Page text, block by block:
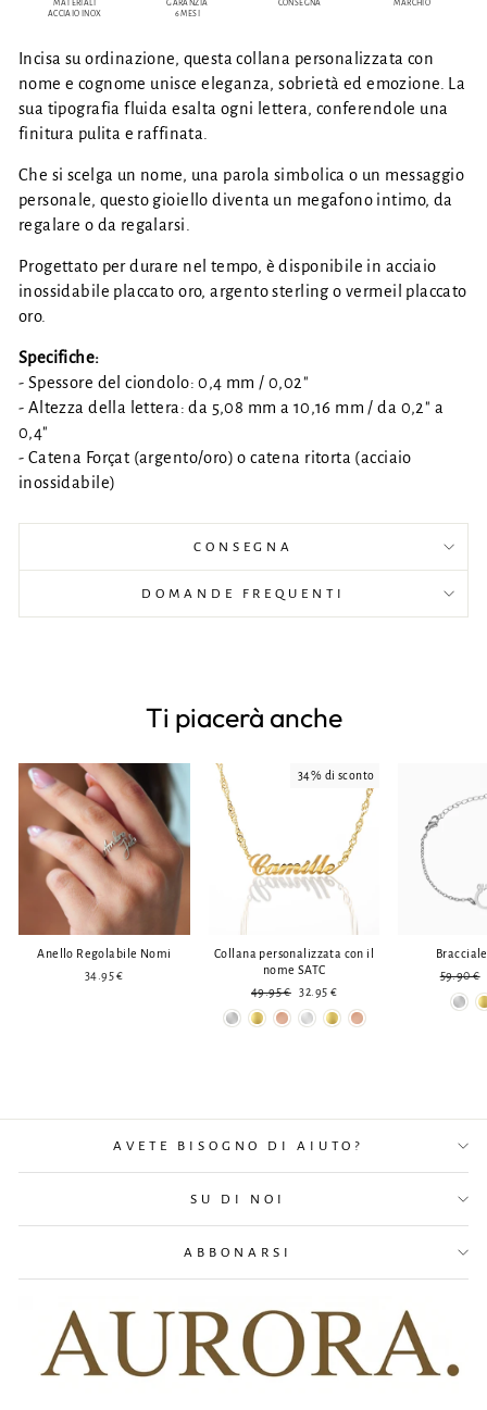
MATERIALI
ACCIAIO INOX
GARANZIA
6 MESI
CONSEGNA MARCHIO
Incisa su ordinazione, questa collana personalizzata con
nome e cognome unisce eleganza, sobrietà ed emozione. La
sua tipografia fluida esalta ogni lettera, conferendole una
finitura pulita e raffinata.
Che si scelga un nome, una parola simbolica o un messaggio
personale, questo gioiello diventa un megafono intimo, da
regalare o da regalarsi.
Progettato per durare nel tempo, è disponibile in acciaio
inossidabile placcato oro, argento sterling o vermeil placcato
oro.
Specifiche:
- Spessore del ciondolo: 0,4 mm / 0,02"
- Altezza della lettera: da 5,08 mm a 10,16 mm / da 0,2" a
0,4"
- Catena Forçat (argento/oro) o catena ritorta (acciaio
inossidabile)
CONSEGNA
DOMANDE FREQUENTI
Ti piacerà anche
Anello Regolabile Nomi
34.95 €
34% di sconto
Collana personalizzata con il
nome SATC
Prezzo
normale
49.95 € Prezzo
ridotto
32.95 €
Prezzo
normale
59.90 €
AVETE BISOGNO DI AIUTO?
SU DI NOI
ABBONARSI